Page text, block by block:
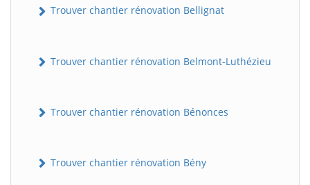
Trouver chantier rénovation Bellignat
Trouver chantier rénovation Belmont-Luthézieu
Trouver chantier rénovation Bénonces
Trouver chantier rénovation Bény